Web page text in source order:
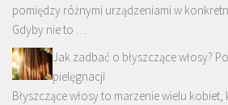
pomiędzy różnymi urządzeniami w
Gdyby nie to …
Jak zadbać o błyszczące włosy?
pielęgnacji
Błyszczące włosy to marzenie wielu